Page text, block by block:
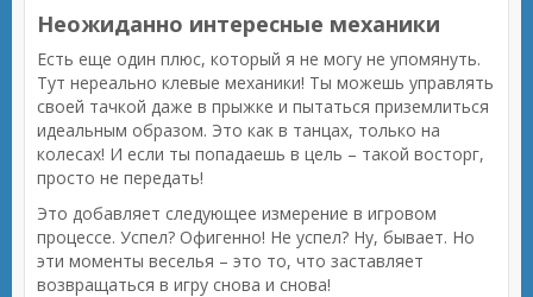
Неожиданно интересные механики
Есть еще один плюс, который я не могу не упомянуть.
Тут нереально клевые механики! Ты можешь управлять
своей тачкой даже в прыжке и пытаться приземлиться
идеальным образом. Это как в танцах, только на
колесах! И если ты попадаешь в цель – такой восторг,
просто не передать!
Это добавляет следующее измерение в игровом
процессе. Успел? Офигенно! Не успел? Ну, бывает. Но
эти моменты веселья – это то, что заставляет
возвращаться в игру снова и снова!